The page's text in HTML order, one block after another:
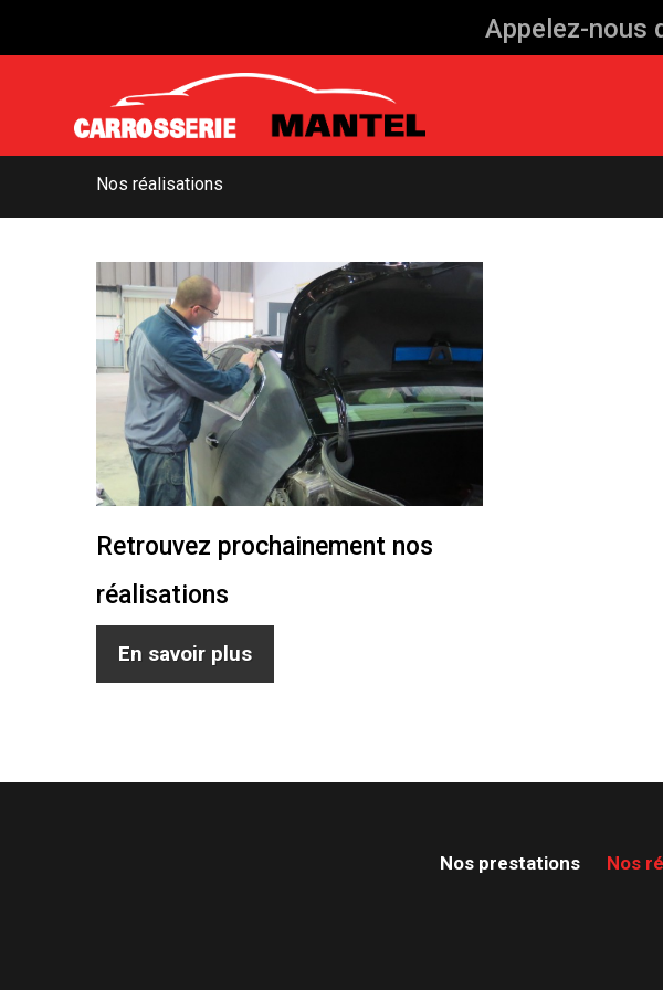
Appelez-nous
Nos réalisations
Retrouvez prochainement nos
réalisations
En savoir plus
Nos prestations Nos